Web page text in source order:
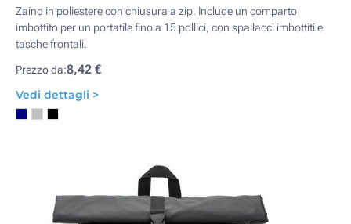
Zaino in poliestere con chiusura a zip. Include un comparto
imbottito per un portatile fino a 15 pollici, con spallacci imbottiti e
tasche frontali.
Prezzo da:8,42 €
Vedi dettagli >